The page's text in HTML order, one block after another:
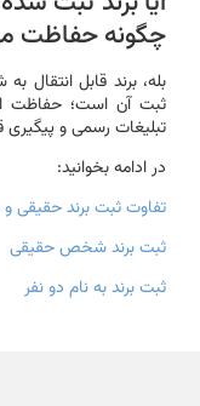
چگونه حفاظت
بله، برند قابل انتقال
ثبت آن است؛ حفاظت
تبلیغات رسمی و
در ادامه بخوانید:
تفاوت ثبت برند حقیقی
ثبت برند شخص حقیقی
ثبت برند به نام دو نفر